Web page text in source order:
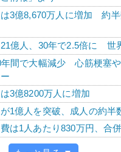
は3億8,670万人に増加 約
億人、30年で2.5倍に 世
年間で大幅減少 心筋梗塞
3億8200万人に増加
1億人を突破、成人の約半
は1人あたり830万円、合